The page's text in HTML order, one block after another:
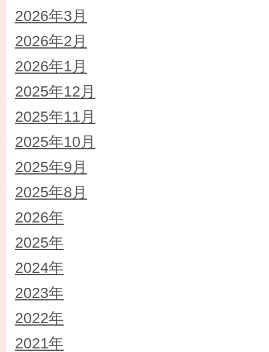
2026年3月
2026年2月
2026年1月
2025年12月
2025年11月
2025年10月
2025年9月
2025年8月
2026年
2025年
2024年
2023年
2022年
2021年